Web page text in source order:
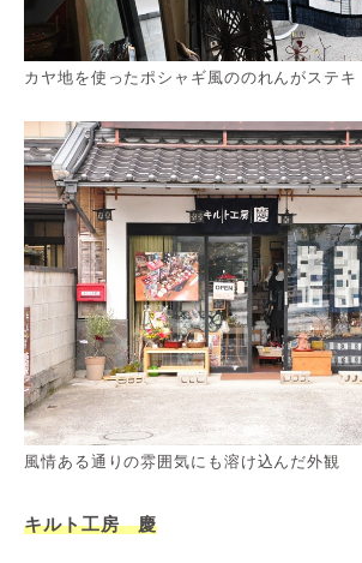
カヤ地を使ったポシャギ風ののれんがステキ
風情ある通りの雰囲気にも溶け込んだ外観
キルト工房 慶